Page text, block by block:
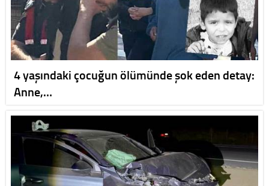
4 yaşındaki çocuğun ölümünde şok eden detay:
Anne,…